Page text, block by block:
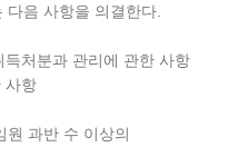
다음 사항을 의결한다.
처분과 관리에 관한 사항
사항
원 과반 수 이상의